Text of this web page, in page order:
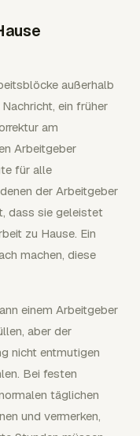
außerhalb
ein früher
am
Arbeitgeber
für alle
der Arbeitgeber
dass sie geleistet
zu Hause. Ein
machen, diese
einem Arbeitgeber
aber der
nicht entmutigen
Bei festen
täglichen
und vermerken,